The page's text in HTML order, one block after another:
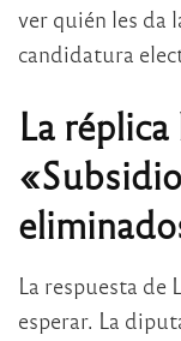
ver quién les da
candidatura
La
La respuesta de
esperar. La